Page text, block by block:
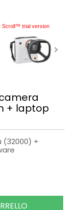
Scroll™ trial version
+ laptop
+